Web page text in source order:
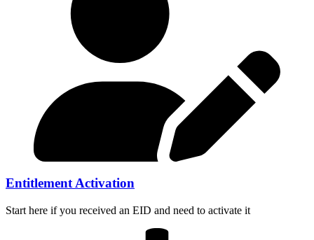
Entitlement Activation
Start here if you received an EID and need to activate it